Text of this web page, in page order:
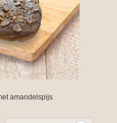
amandelspijs